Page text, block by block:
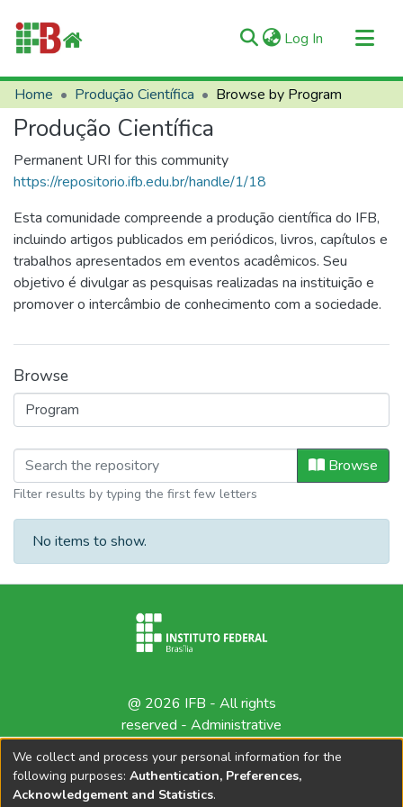
Log In (current)
Communities & Collections
All of RIIFB
About RIIFB
Contacts
Home Produção Científica Browse by Program
Produção Científica
Permanent URI for this community
https://repositorio.ifb.edu.br/handle/1/18
Esta comunidade compreende a produção científica do IFB,
incluindo artigos publicados em periódicos, livros, capítulos e
trabalhos apresentados em eventos acadêmicos. Seu
objetivo é divulgar as pesquisas realizadas na instituição e
promover o intercâmbio de conhecimento com a sociedade.
Browse
Browsing Produção Científica byBrowse
Filter results by typing the first few letters
No items to show.
@ 2026 IFB - All rights
reserved - Administrative
We collect and process your personal information for the
following purposes: Authentication, Preferences,
Acknowledgement and Statistics.